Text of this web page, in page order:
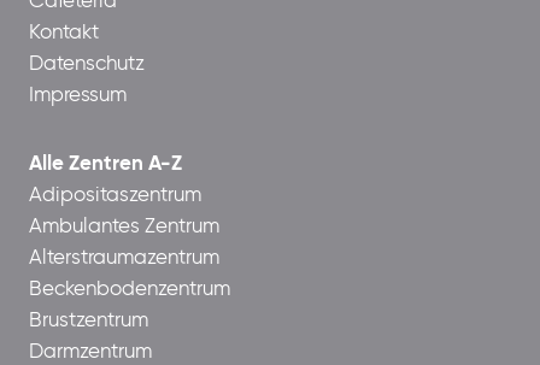
Kontakt
Datenschutz
Impressum
Alle Zentren A-Z
Adipositaszentrum
Ambulantes Zentrum
Alterstraumazentrum
Beckenbodenzentrum
Brustzentrum
Darmzentrum